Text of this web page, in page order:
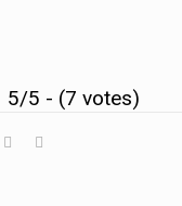
5/5 - (7 votes)